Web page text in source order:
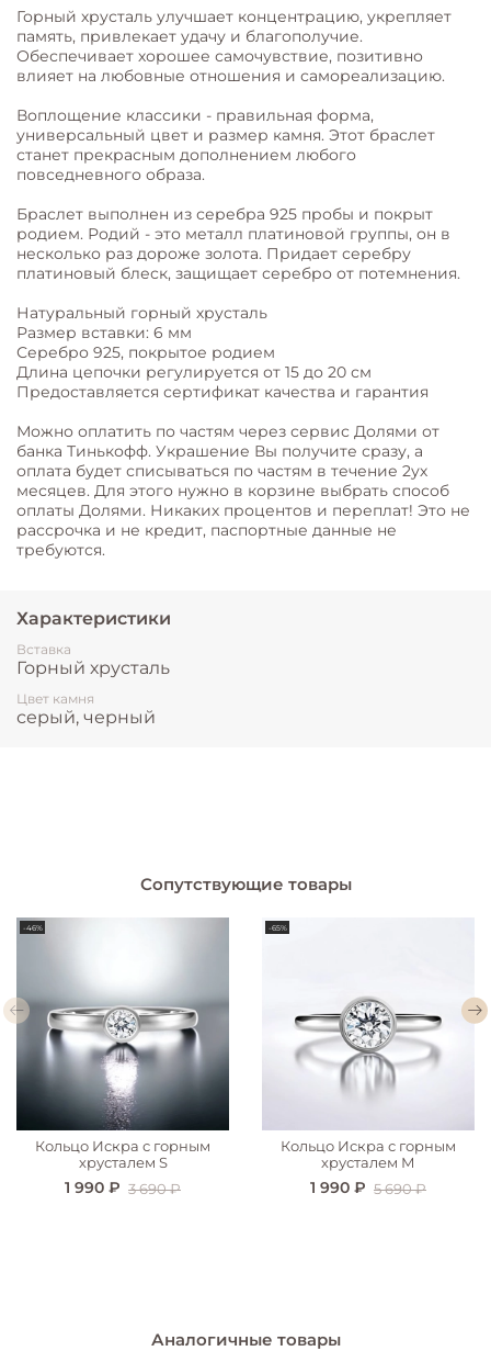
Горный хрусталь улучшает концентрацию, укрепляет
память, привлекает удачу и благополучие.
Обеспечивает хорошее самочувствие, позитивно
влияет на любовные отношения и самореализацию.
Воплощение классики - правильная форма,
универсальный цвет и размер камня. Этот браслет
станет прекрасным дополнением любого
повседневного образа.
Браслет выполнен из серебра 925 пробы и покрыт
родием. Родий - это металл платиновой группы, он в
несколько раз дороже золота. Придает серебру
платиновый блеск, защищает серебро от потемнения.
Натуральный горный хрусталь
Размер вставки: 6 мм
Серебро 925, покрытое родием
Длина цепочки регулируется от 15 до 20 см
Предоставляется сертификат качества и гарантия
Можно оплатить по частям через сервис Долями от
банка Тинькофф. Украшение Вы получите сразу, а
оплата будет списываться по частям в течение 2ух
месяцев. Для этого нужно в корзине выбрать способ
оплаты Долями. Никаких процентов и переплат! Это не
рассрочка и не кредит, паспортные данные не
требуются.
Характеристики
Вставка
Горный хрусталь
Цвет камня
серый, черный
Сопутствующие товары
-46%
Кольцо Искра с горным
хрусталем S
1 990 ₽ 3 690 ₽
-65%
Кольцо Искра с горным
хрусталем М
1 990 ₽ 5 690 ₽
Аналогичные товары